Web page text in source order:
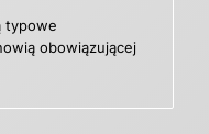
typowe
obowiązującej